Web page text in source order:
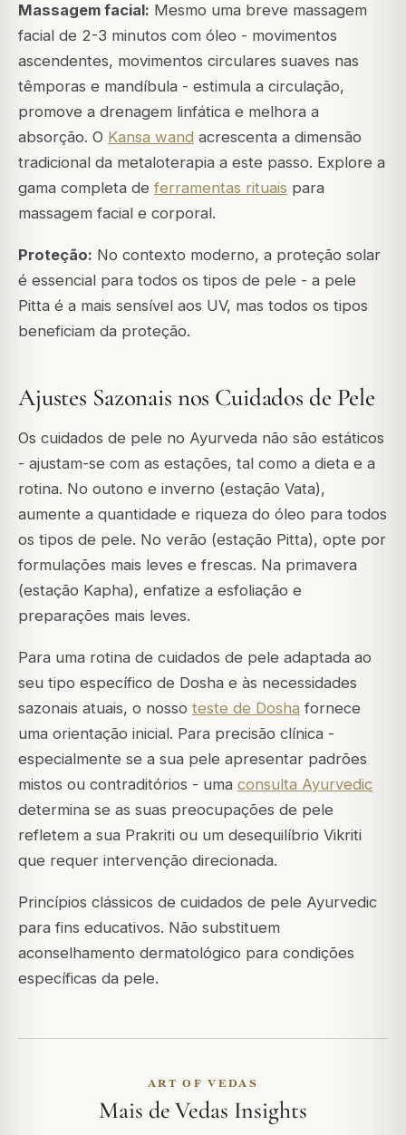
Massagem facial: Mesmo uma breve massagem
facial de 2-3 minutos com óleo - movimentos
ascendentes, movimentos circulares suaves nas
têmporas e mandíbula - estimula a circulação,
promove a drenagem linfática e melhora a
absorção. O Kansa wand acrescenta a dimensão
tradicional da metaloterapia a este passo. Explore a
gama completa de ferramentas rituais para
massagem facial e corporal.
Proteção: No contexto moderno, a proteção solar
é essencial para todos os tipos de pele - a pele
Pitta é a mais sensível aos UV, mas todos os tipos
beneficiam da proteção.
Ajustes Sazonais nos Cuidados de Pele
Os cuidados de pele no Ayurveda não são estáticos
- ajustam-se com as estações, tal como a dieta e a
rotina. No outono e inverno (estação Vata),
aumente a quantidade e riqueza do óleo para todos
os tipos de pele. No verão (estação Pitta), opte por
formulações mais leves e frescas. Na primavera
(estação Kapha), enfatize a esfoliação e
preparações mais leves.
Para uma rotina de cuidados de pele adaptada ao
seu tipo específico de Dosha e às necessidades
sazonais atuais, o nosso teste de Dosha fornece
uma orientação inicial. Para precisão clínica -
especialmente se a sua pele apresentar padrões
mistos ou contraditórios - uma consulta Ayurvedic
determina se as suas preocupações de pele
refletem a sua Prakriti ou um desequilíbrio Vikriti
que requer intervenção direcionada.
Princípios clássicos de cuidados de pele Ayurvedic
para fins educativos. Não substituem
aconselhamento dermatológico para condições
específicas da pele.
ART OF VEDAS
Mais de Vedas Insights